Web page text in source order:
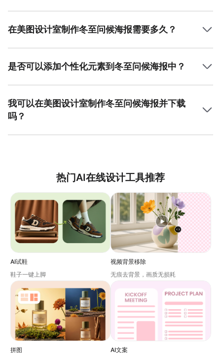
格；如果是商业营销活动，可以选择现代感强的时尚风格；
若是文化或艺术活动，则可以选择文艺风格。
在美图设计室制作冬至问候海报需要多久？
你可以轻松选择并调整符合自己需求的海报。
是否可以添加个性化元素到冬至问候海报中？
一无二，符合个人风格或活动主题。
我可以在美图设计室制作冬至问候海报并下载
吗？
热门AI在线设计工具推荐
AI试鞋
鞋子一键上脚
视频背景移除
无痕去背景，画质无损耗
拼图
AI文案